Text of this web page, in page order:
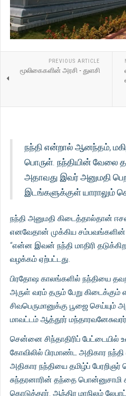
PREVIOUS ARTICLE
மூலிகைகளின் அரசி - துளசி
நந்தி என்றால் ஆனந்தம்,
பொருள். நந்தியின் வேலை
அதாவது இவர் அனுமதி
இடங்களுக்குள் யாராலும்
நந்தி அனுமதி கிடைத்தால்தான்
எனவேதான் முக்கிய சம்பவங்களின்
“என்ன இவன் நந்தி மாதிரி
வழக்கம் ஏற்பட்டது.
பிரதோஷ காலங்களில் நந்தியை
அருள் வரம் தரும் பேறு
சிவபெருமானுக்கு பூஜை செய்யும்
மாவட்டம் ஆத்தூர்
சென்னை சிந்தாதிரிப் பேட்டையில்
கோவிலில் பிரமாண்ட அதிகார
அதிகார நந்தியை தமிழ்ப்
சுந்தரனாரின் தந்தை பொன்னுசாமி
கொடுத்தார். ஆந்திர மாநிலம்